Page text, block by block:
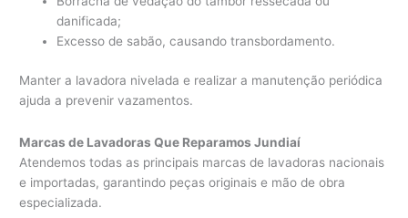
danificada;
Excesso de sabão, causando transbordamento.
Manter a lavadora nivelada e realizar a manutenção periódica
ajuda a prevenir vazamentos.
Marcas de Lavadoras Que Reparamos Jundiaí
Atendemos todas as principais marcas de lavadoras nacionais
e importadas, garantindo peças originais e mão de obra
especializada.